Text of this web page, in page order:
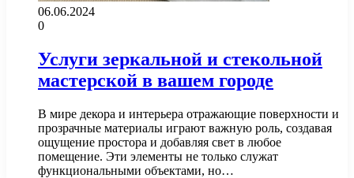
06.06.2024
0
Услуги зеркальной и стекольной
мастерской в вашем городе
В мире декора и интерьера отражающие поверхности и
прозрачные материалы играют важную роль, создавая
ощущение простора и добавляя свет в любое
помещение. Эти элементы не только служат
функциональными объектами, но…